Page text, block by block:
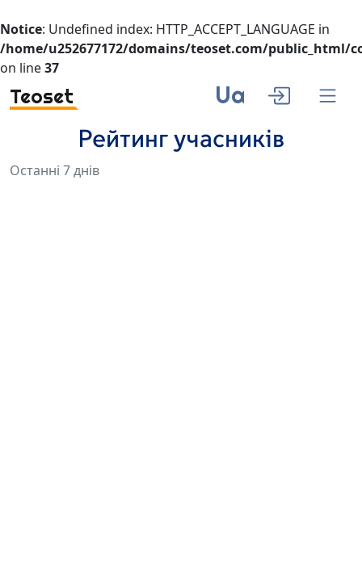
Notice: Undefined index: HTTP_ACCEPT_LANGUAGE in
/home/u252677172/domains/teoset.com/public_html/
on line37
Teoset Ua
Рейтинг учасників
Останні 7 днів